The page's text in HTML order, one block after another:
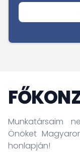
Munkatársaim
Önöket
honlapján!